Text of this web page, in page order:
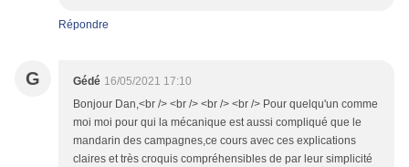
Répondre
G Gédé 16/05/2021 17:10
Bonjour Dan,<br /> <br /> <br /> <br /> Pour quelqu'un comme
moi moi pour qui la mécanique est aussi compliqué que le
mandarin des campagnes,ce cours avec ces explications
claires et très croquis compréhensibles de par leur simplicité